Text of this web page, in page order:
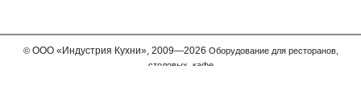
© ООО «Индустрия Кухни»,2009—2026 Оборудование для ресторанов,
столовых, кафе